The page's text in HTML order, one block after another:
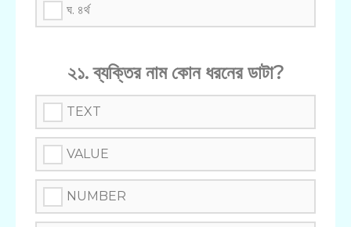
ঘ. ৪র্থ
২১. ব্যক্তির নাম কোন ধরনের ডাটা?
TEXT
VALUE
NUMBER